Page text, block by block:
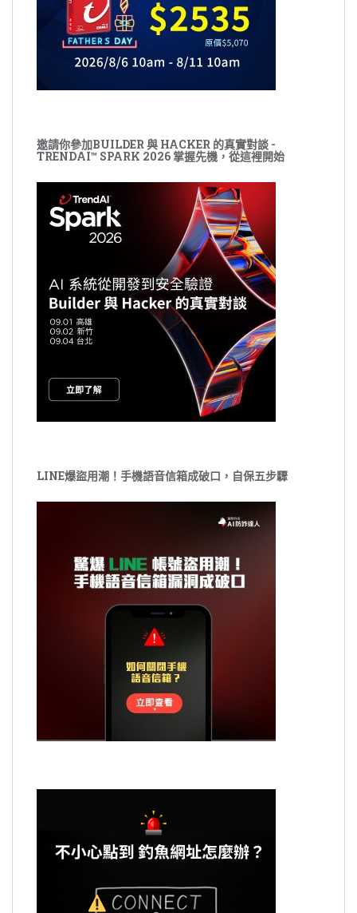
邀請你參加BUILDER 與 HACKER 的真實對談 -
TRENDAI™ SPARK 2026 掌握先機，從這裡開始
LINE爆盜用潮！手機語音信箱成破口，自保五步驟